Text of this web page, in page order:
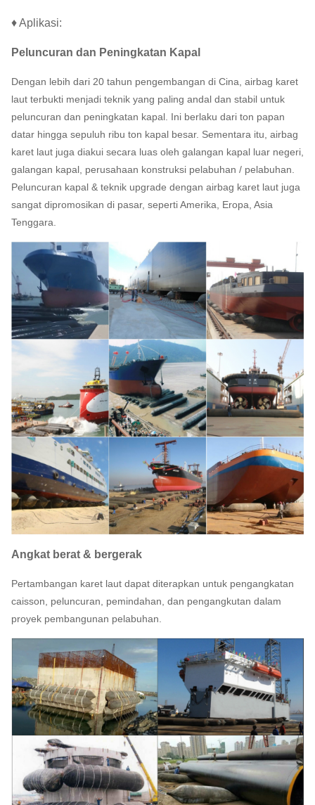
♦ Aplikasi:
Peluncuran dan Peningkatan Kapal
Dengan lebih dari 20 tahun pengembangan di Cina, airbag karet
laut terbukti menjadi teknik yang paling andal dan stabil untuk
peluncuran dan peningkatan kapal. Ini berlaku dari ton papan
datar hingga sepuluh ribu ton kapal besar. Sementara itu, airbag
karet laut juga diakui secara luas oleh galangan kapal luar negeri,
galangan kapal, perusahaan konstruksi pelabuhan / pelabuhan.
Peluncuran kapal & teknik upgrade dengan airbag karet laut juga
sangat dipromosikan di pasar, seperti Amerika, Eropa, Asia
Tenggara.
Angkat berat & bergerak
Pertambangan karet laut dapat diterapkan untuk pengangkatan
caisson, peluncuran, pemindahan, dan pengangkutan dalam
proyek pembangunan pelabuhan.